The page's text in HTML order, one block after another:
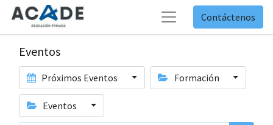
Contáctenos
Eventos
Próximos Eventos Formación
Eventos